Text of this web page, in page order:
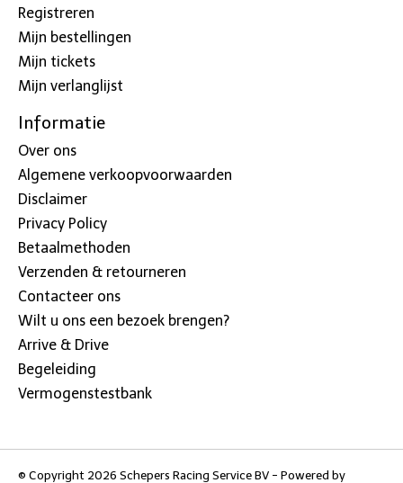
Registreren
Mijn bestellingen
Mijn tickets
Mijn verlanglijst
Informatie
Over ons
Algemene verkoopvoorwaarden
Disclaimer
Privacy Policy
Betaalmethoden
Verzenden & retourneren
Contacteer ons
Wilt u ons een bezoek brengen?
Arrive & Drive
Begeleiding
Vermogenstestbank
© Copyright 2026 Schepers Racing Service BV - Powered by